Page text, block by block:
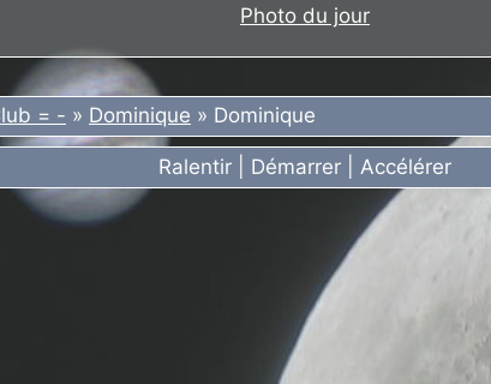
Photo du jour
= - » Dominique » Dominique
Ralentir Démarrer Accélérer